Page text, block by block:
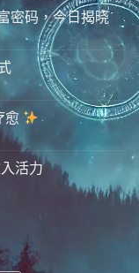
密码，今日揭晓
愈
活力